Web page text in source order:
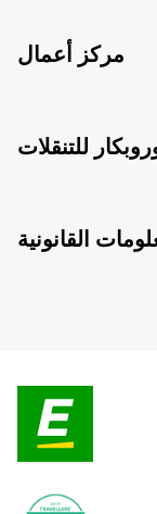
مركز أعمال
للتنقلات
القانونية